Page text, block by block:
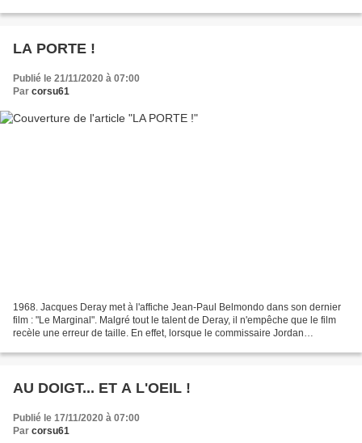
LA PORTE !
Publié le 21/11/2020 à 07:00
Par corsu61
1968. Jacques Deray met à l'affiche Jean-Paul Belmondo dans son dernier
film : "Le Marginal". Malgré tout le talent de Deray, il n'empêche que le film
recèle une erreur de taille. En effet, lorsque le commissaire Jordan
AU DOIGT... ET A L'OEIL !
Publié le 17/11/2020 à 07:00
Par corsu61